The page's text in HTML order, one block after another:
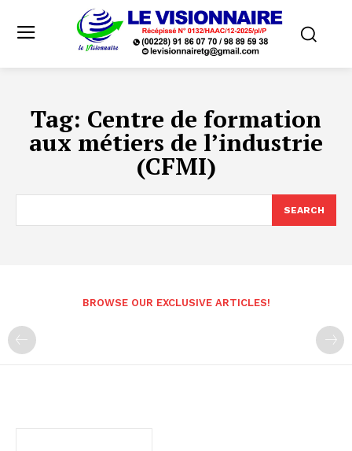
Tag: Centre de formation
aux métiers de l’industrie
(CFMI)
SEARCH
BROWSE OUR EXCLUSIVE ARTICLES!